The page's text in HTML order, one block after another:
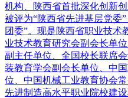
机构、陕西省首批深化创新
被评为“陕西省先进基层党委
团委”。现是陕西省职业技术
业技术教育研究会副会长单
副主任单位、全国校长联席
装教育学会副会长单位、中
位、中国机械工业教育协会
先进制造高水平职业院校建